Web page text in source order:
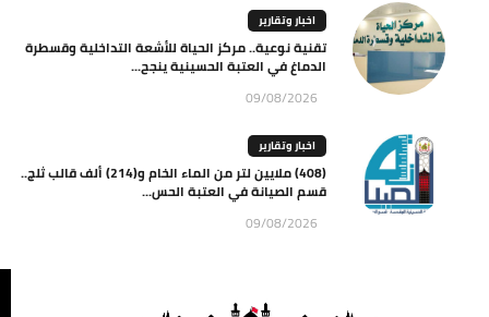
اخبار وتقارير
تقنية نوعية.. مركز الحياة للأشعة التداخلية وقسطرة
الدماغ في العتبة الحسينية ينجح...
09/08/2026
اخبار وتقارير
(408) ملايين لتر من الماء الخام و(214) ألف قالب ثلج..
قسم الصيانة في العتبة الحس...
09/08/2026